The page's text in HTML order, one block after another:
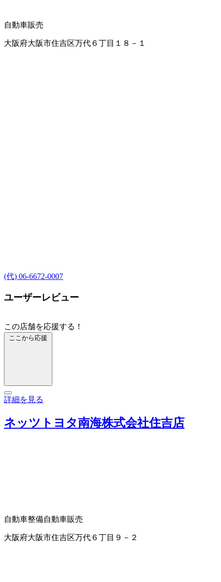
自動車販売
大阪府大阪市住吉区万代６丁目１８－１
(代) 06-6672-0007
ユーザーレビュー
この店舗を応援する！
ここから応援
詳細を見る
ネッツトヨタ南海株式会社住吉店
自動車整備自動車販売
大阪府大阪市住吉区万代６丁目９－２